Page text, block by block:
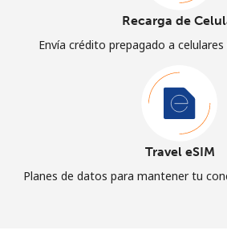
Recarga de
Envía crédito prepagado a
Travel eSIM
Planes de datos para mantener tu